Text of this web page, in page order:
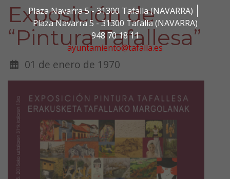
Plaza Navarra 5 - 31300 Tafalla (NAVARRA)
Plaza Navarra 5 - 31300 Tafalla (NAVARRA)
948 70 18 11
ayuntamiento@tafalla.es
Exposición de
“Pintura Tafallesa”
01 de enero de 1970